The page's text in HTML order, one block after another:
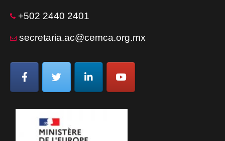
+502 2440 2401
secretaria.ac@cemca.org.mx